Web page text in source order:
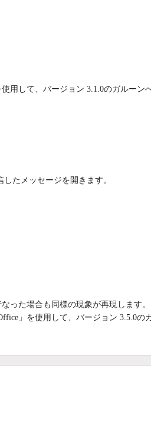
使用して、バージョン 3.1.0のガルーン
たメッセージを開きます。
った場合も同様の現象が再現します。
」を使用して、バージョン 3.5.0の